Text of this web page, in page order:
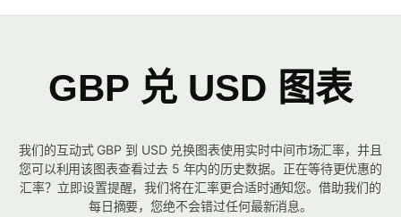
GBP 兑 USD 图表
我们的互动式 GBP 到 USD 兑换图表使用实时中间市场汇率，并且
您可以利用该图表查看过去 5 年内的历史数据。正在等待更优惠的
汇率？立即设置提醒，我们将在汇率更合适时通知您。借助我们的
每日摘要，您绝不会错过任何最新消息。